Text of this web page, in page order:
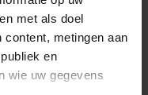
met als doel
metingen aan
en
wie uw gegevens